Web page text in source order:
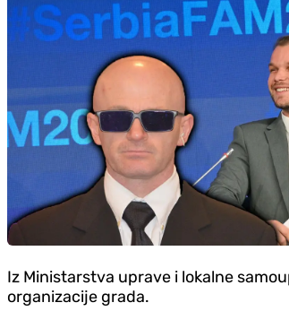
Iz Ministarstva uprave i lokalne
organizacije grada.